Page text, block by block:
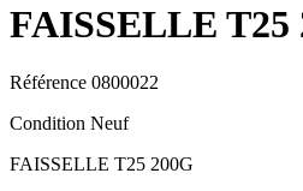
FAISSELLE T25
Référence 0800022
Condition Neuf
FAISSELLE T25 200G